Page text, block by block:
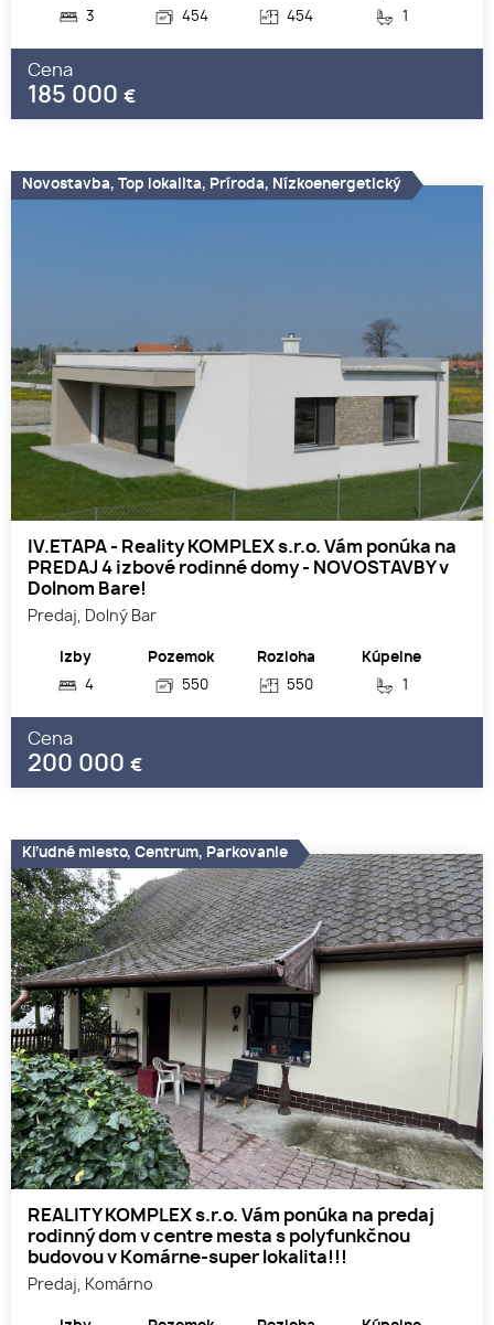
3
454
454
1
Cena
185 000 €
IV.ETAPA - Reality KOMPLEX s.r.o. Vám ponúka na
PREDAJ 4 izbové rodinné domy - NOVOSTAVBY v
Dolnom Bare!
Predaj, Dolný Bar
Izby
4
Pozemok
550
Rozloha
550
Kúpelne
1
Cena
200 000 €
Novostavba, Top lokalita, Príroda, Nízkoenergetický
REALITY KOMPLEX s.r.o. Vám ponúka na predaj
rodinný dom v centre mesta s polyfunkčnou
budovou v Komárne-super lokalita!!!
Predaj, Komárno
Kľudné miesto, Centrum, Parkovanie